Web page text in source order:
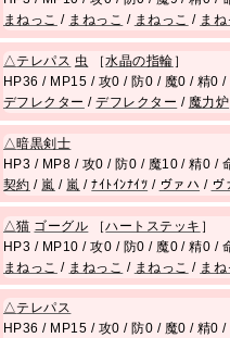
まねっこ / まねっこ / まねっこ / まね
△テレパス 虫 ［水晶の指輪 ］
HP36 / MP15 / 攻0 / 防0 / 魔0 / 精0
デフレクター /デフレクター / 魔力炉
△暗黒剣士
HP3 / MP8 / 攻0 / 防0 / 魔10 / 精0 /
契約 / 嵐 / 嵐 /ﾅｲﾄｲﾝﾅｲﾂ / ヴァハ / ヴ
△猫 ゴーグル ［ハートステッキ ］
HP3 / MP10 / 攻0 / 防0 / 魔0 / 精0 /
まねっこ / まねっこ / まねっこ / まね
△テレパス
HP36 / MP15 / 攻0 / 防0 / 魔0 / 精0